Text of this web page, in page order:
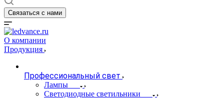
Связаться с нами
О компании
Продукция
Профессиональный свет
Лампы
Светодиодные светильники